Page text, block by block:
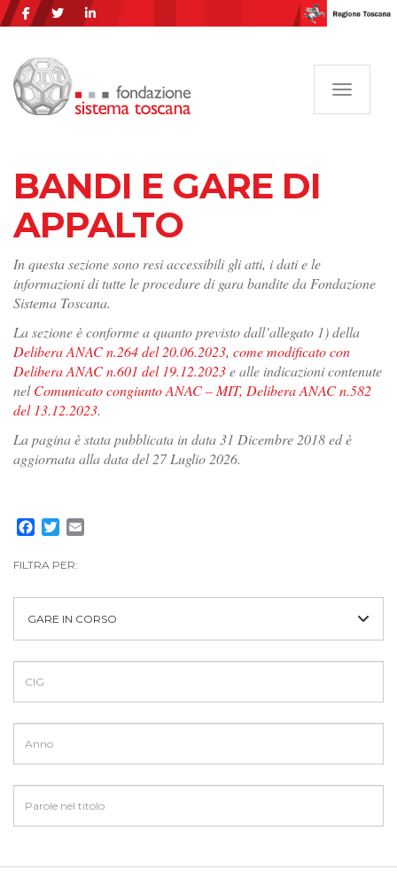
BANDI E GARE DI
APPALTO
In questa sezione sono resi accessibili gli atti, i dati e le
informazioni di tutte le procedure di gara bandite da Fondazione
Sistema Toscana.
La sezione è conforme a quanto previsto dall’allegato 1) della
Delibera ANAC n.264 del 20.06.2023, come modificato con
Delibera ANAC n.601 del 19.12.2023e alle indicazioni contenute
nelComunicato congiunto ANAC – MIT, Delibera ANAC n.582
del 13.12.2023.
La pagina è stata pubblicata in data 31 Dicembre 2018 ed è
aggiornata alla data del 27 Luglio 2026.
Facebook
Twitter
FILTRA PER:
GARE IN CORSO